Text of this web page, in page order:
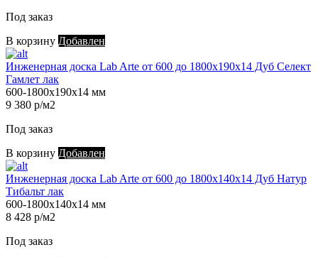
Под заказ
В корзину Добавлен
Инженерная доска Lab Arte от 600 до 1800х190х14 Дуб Селект
Гамлет лак
600-1800х190х14 мм
9 380 р/м2
Под заказ
В корзину Добавлен
Инженерная доска Lab Arte от 600 до 1800х140х14 Дуб Натур
Тибальт лак
600-1800х140х14 мм
8 428 р/м2
Под заказ